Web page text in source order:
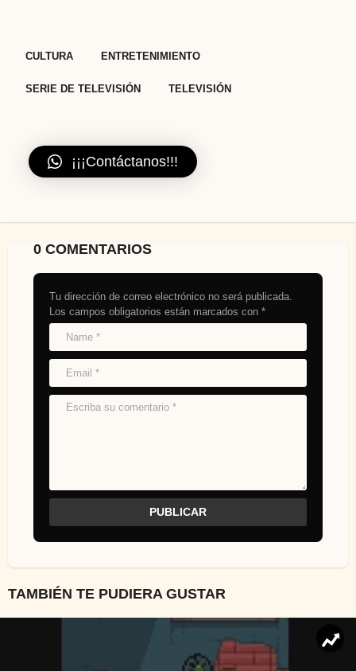
CULTURA ENTRETENIMIENTO
SERIE DE TELEVISIÓN TELEVISIÓN
¡¡¡Contáctanos!!!
0 COMENTARIOS
Tu dirección de correo electrónico no será publicada.
Los campos obligatorios están marcados con *
TAMBIÉN TE PUDIERA GUSTAR